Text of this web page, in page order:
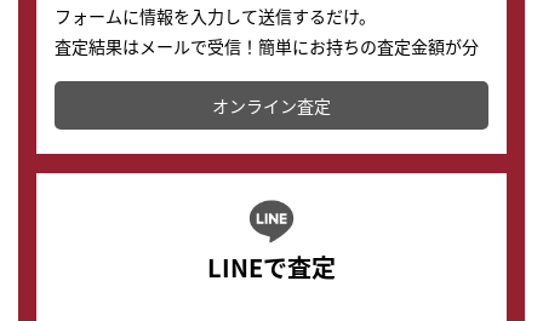
フォームに情報を入力して送信するだけ。
査定結果はメールで受信！簡単にお持ちの査定金額が分
かります。
オンライン査定
LINEで査定